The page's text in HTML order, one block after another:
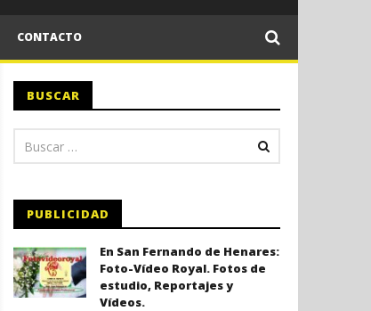
CONTACTO
BUSCAR
PUBLICIDAD
En San Fernando de Henares:
Foto-Vídeo Royal. Fotos de
estudio, Reportajes y
Vídeos.